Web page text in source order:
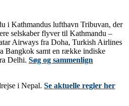
i Kathmandus lufthavn Tribuvan, der
selskaber flyver til Kathmandu –
Airways fra Doha, Turkish Airlines
Bangkok samt en række indiske
Delhi. Søg og sammenlign
i Nepal. Se aktuelle regler her